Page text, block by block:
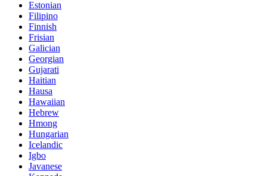
Estonian
Filipino
Finnish
Frisian
Galician
Georgian
Gujarati
Haitian
Hausa
Hawaiian
Hebrew
Hmong
Hungarian
Icelandic
Igbo
Javanese